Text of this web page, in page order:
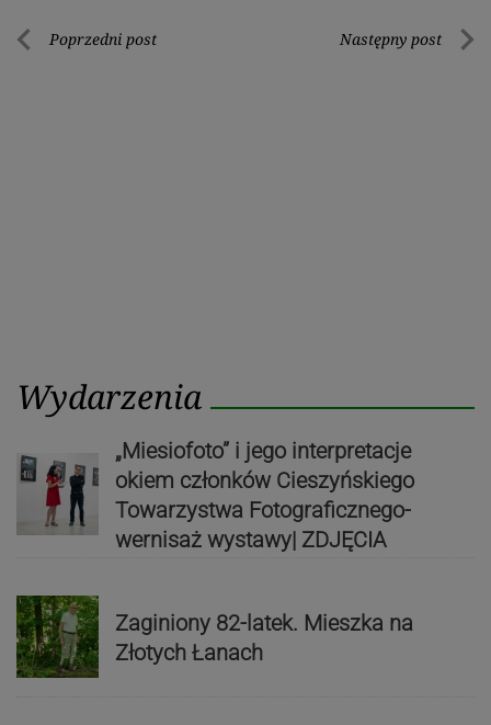
Nawigacja
Poprzedni post Następny post
Wydarzenia
„Miesiofoto” i jego interpretacje
okiem członków Cieszyńskiego
Towarzystwa Fotograficznego-
wernisaż wystawy| ZDJĘCIA
Zaginiony 82-latek. Mieszka na
Złotych Łanach